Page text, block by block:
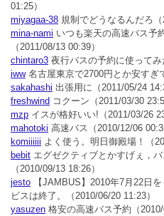
01:25）
miyagaa-38 規制でどうなるんだろ
mina-nami いつも楽天の高速バス予
（2011/08/13 00:39）
chintaro3 夜行バスの予約に使ってみ
iww名古屋東京で2700円とか安すぎ
sakahashi 出張用に （2011/05/24
freshwind コクーン （2011/03/30
mzp イスが格好いい! （2011/03/26
mahotoki 高速バス （2010/12/06
komiiiiii よく使う。明日御殿場！
（
bebit エグゼクティブとかすげぇ，
（2010/09/13 18:26）
jesto 【JAMBUS】2010年7月22日
ビスは終了。
（2010/06/20 11:23）
yasuzen 格安の高速バス予約 （